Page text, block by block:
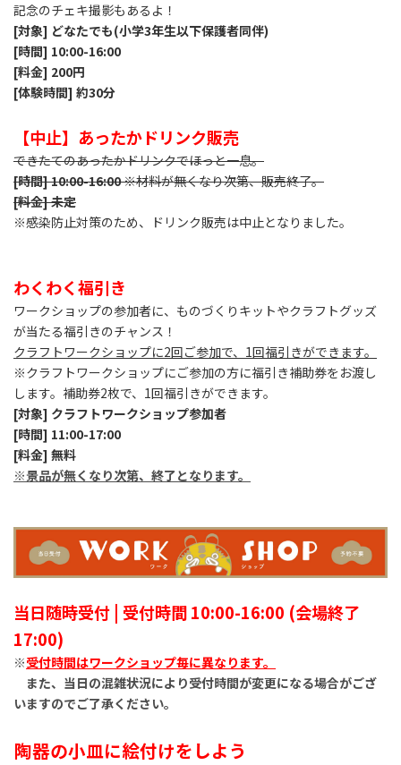
記念のチェキ撮影もあるよ！
[対象] どなたでも(小学3年生以下保護者同伴)
[時間] 10:00-16:00
[料金] 200円
[体験時間] 約30分
【中止】あったかドリンク販売
できたてのあったかドリンクでほっと一息。
[時間]10:00-16:00※材料が無くなり次第、販売終了。
[料金] 未定
※感染防止対策のため、ドリンク販売は中止となりました。
わくわく福引き
ワークショップの参加者に、ものづくりキットやクラフトグッズ
が当たる福引きのチャンス！
クラフトワークショップに2回ご参加で、1回福引きができます。
※クラフトワークショップにご参加の方に福引き補助券をお渡し
します。補助券2枚で、1回福引きができます。
[対象] クラフトワークショップ参加者
[時間] 11:00-17:00
[料金] 無料
※景品が無くなり次第、終了となります。
当日随時受付 | 受付時間 10:00-16:00 (会場終了
17:00)
※受付時間はワークショップ毎に異なります。
また、当日の混雑状況により受付時間が変更になる場合がござ
いますのでご了承ください。
陶器の小皿に絵付けをしよう